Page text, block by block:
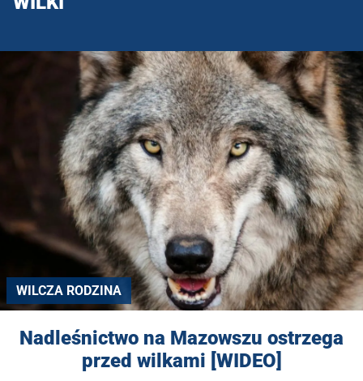
WILCZA RODZINA
Nadleśnictwo na Mazowszu ostrzega
przed wilkami [WIDEO]